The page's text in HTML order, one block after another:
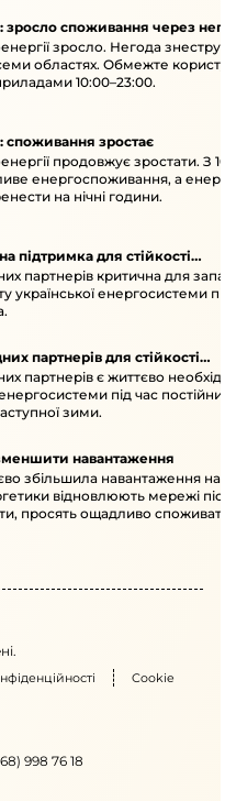
зросло споживання через
зросло. Негода
областях. Обмежте
10:00–23:00.
споживання зростає
продовжує зростати. З
енергоспоживання, а
на нічні години.
підтримка для стійкості
партнерів критична для
української енергосистеми
партнерів для стійкості
партнерів є життєво
енергосистеми під час
зими.
навантаження
збільшила навантаження на
відновлюють мережі
просять ощадливо
Cookie
998 76 18